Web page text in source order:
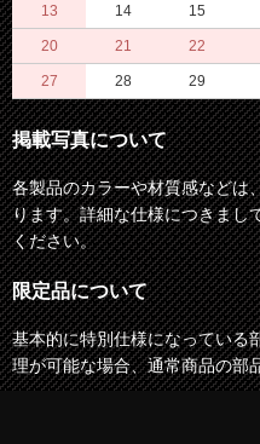
13 14 15
20 21 22
27 28 29
掲載写真について
各製品のカラーや材質感などは
ります。詳細な仕様につきまし
ください。
限定品について
基本的に特別仕様になっている
理が可能な場合、通常商品の部